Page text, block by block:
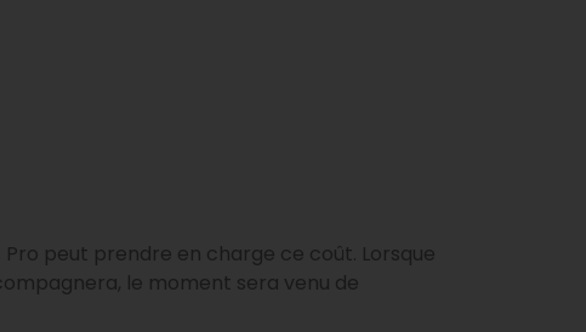
peut prendre en charge ce coût. Lorsque
le moment sera venu de